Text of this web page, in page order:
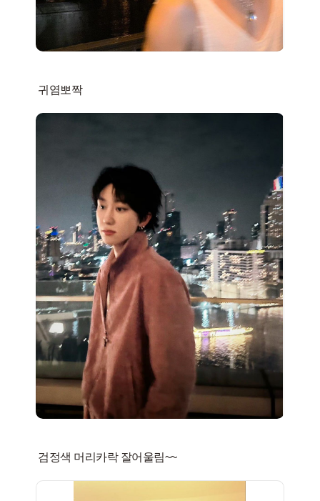
귀염뽀짝
검정색 머리카락 잘어울림~~